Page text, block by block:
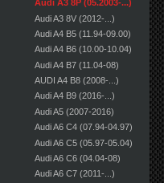
Audi A3 8P (05.2003-...)
Audi A3 8V (2012-...)
Audi A4 B5 (11.94-09.00)
Audi A4 B6 (10.00-10.04)
Audi A4 B7 (11.04-08)
AUDI A4 B8 (2008-...)
Audi A4 B9 (2016-...)
Audi A5 (2007-2016)
Audi A6 C4 (07.94-04.97)
Audi A6 C5 (05.97-05.04)
Audi A6 C6 (04.04-08)
Audi A6 C7 (2011-...)